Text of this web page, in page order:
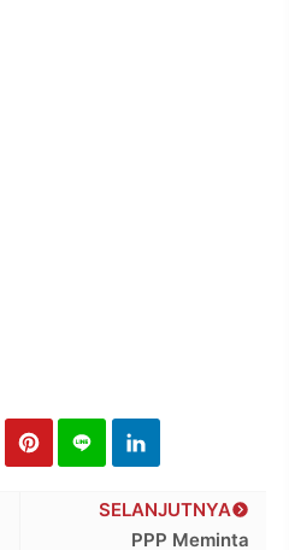
SELANJUTNYA
PPP Meminta